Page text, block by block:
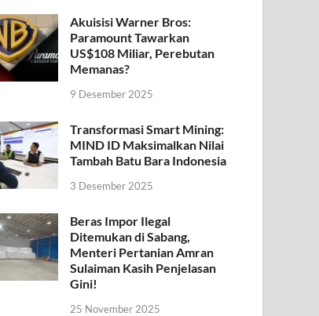
Akuisisi Warner Bros:
Paramount Tawarkan
US$108 Miliar, Perebutan
Memanas?
9 Desember 2025
Transformasi Smart Mining:
MIND ID Maksimalkan Nilai
Tambah Batu Bara Indonesia
3 Desember 2025
Beras Impor Ilegal
Ditemukan di Sabang,
Menteri Pertanian Amran
Sulaiman Kasih Penjelasan
Gini!
25 November 2025